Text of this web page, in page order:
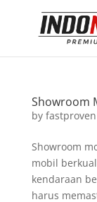
Showroom
by fastproven
Showroom
mobil
kendaraan
harus